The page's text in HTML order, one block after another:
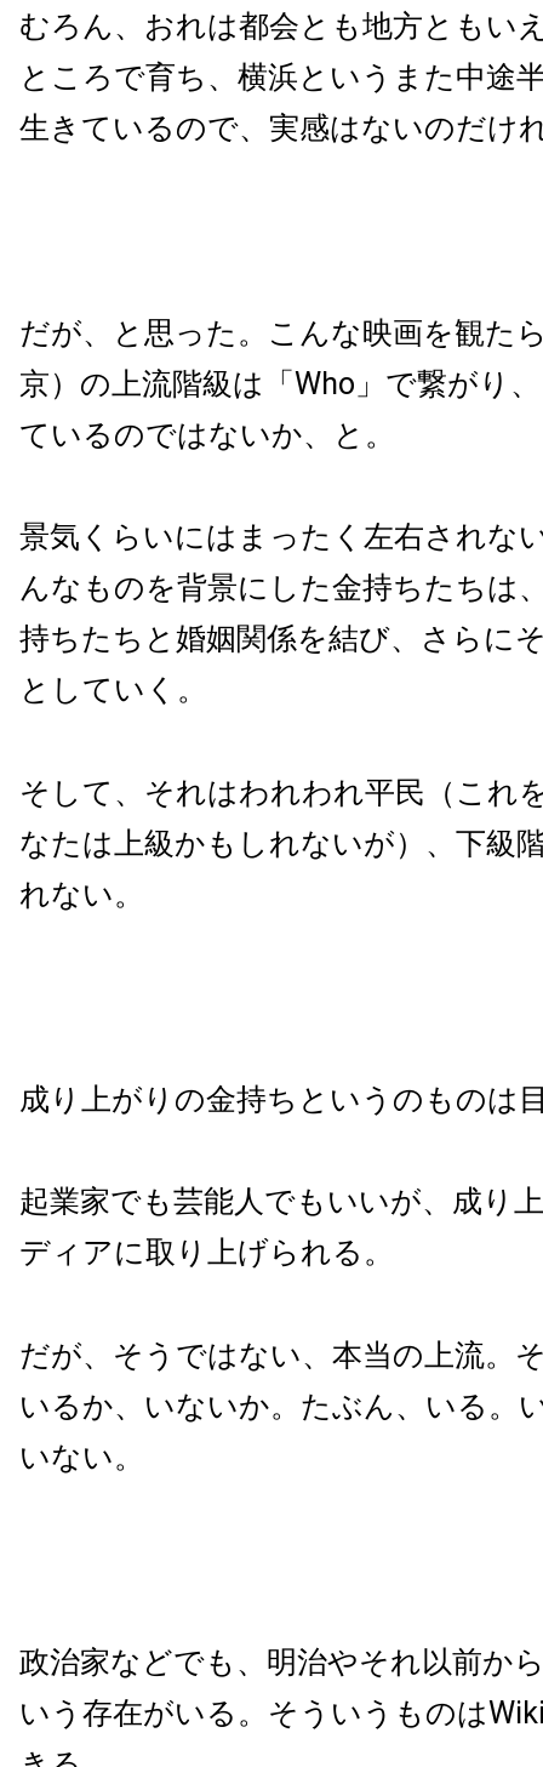
むろん、おれは都会とも地方ともい
ところで育ち、横浜というまた中途
生きているので、実感はないのだけ
だが、と思った。こんな映画を観た
京）の上流階級は「Who」で繋がり
ているのではないか、と。
景気くらいにはまったく左右されな
んなものを背景にした金持ちたちは
持ちたちと婚姻関係を結び、さらに
としていく。
そして、それはわれわれ平民（これ
なたは上級かもしれないが）、下級
れない。
成り上がりの金持ちというのものは
起業家でも芸能人でもいいが、成り
ディアに取り上げられる。
だが、そうではない、本当の上流。
いるか、いないか。たぶん、いる。
いない。
政治家などでも、明治やそれ以前か
いう存在がいる。そういうものは